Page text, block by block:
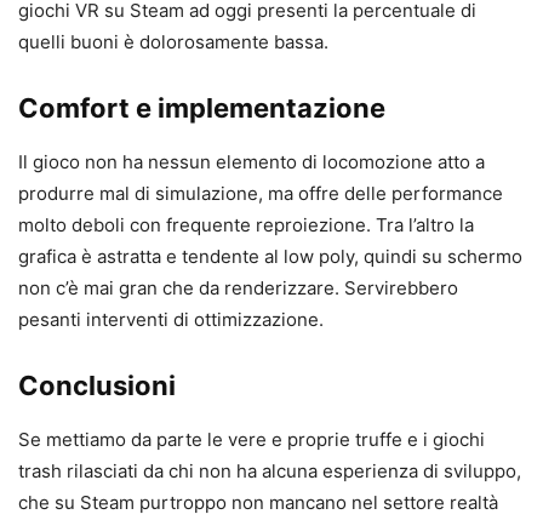
giochi VR su Steam ad oggi presenti la percentuale di
quelli buoni è dolorosamente bassa.
Comfort e implementazione
Il gioco non ha nessun elemento di locomozione atto a
produrre mal di simulazione, ma offre delle performance
molto deboli con frequente reproiezione. Tra l’altro la
grafica è astratta e tendente al low poly, quindi su schermo
non c’è mai gran che da renderizzare. Servirebbero
pesanti interventi di ottimizzazione.
Conclusioni
Se mettiamo da parte le vere e proprie truffe e i giochi
trash rilasciati da chi non ha alcuna esperienza di sviluppo,
che su Steam purtroppo non mancano nel settore realtà